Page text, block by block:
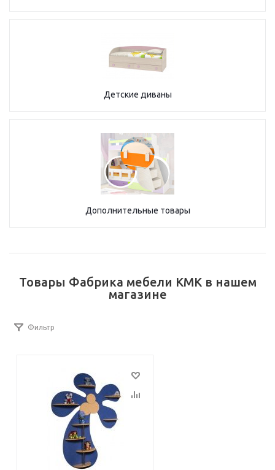
Детские диваны
Дополнительные товары
Товары Фабрика мебели КМК в нашем
магазине
Фильтр